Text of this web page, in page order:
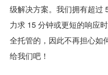
级解决方案。我们拥有超过
力求 15 分钟或更短的响应
全托管的，因此不再担心如
给我们吧！